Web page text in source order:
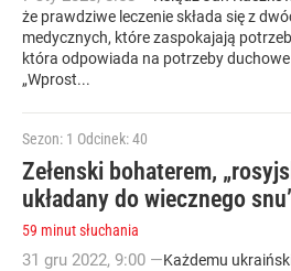
że prawdziwe leczenie składa się z
medycznych, które zaspokajają
która odpowiada na potrzeby
„Wprost...
Sezon: 1 Odcinek: 40
Zełenski bohaterem,
układany do wiecznego
59 minut słuchania
31 gru 2022, 9:00 —Każdemu